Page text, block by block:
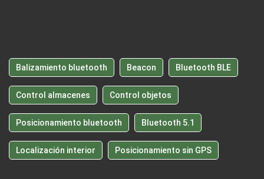
Balizamiento bluetooth Beacon Bluetooth BLE
Control almacenes Control objetos
Posicionamiento bluetooth Bluetooth 5.1
Localización interior Posicionamiento sin GPS